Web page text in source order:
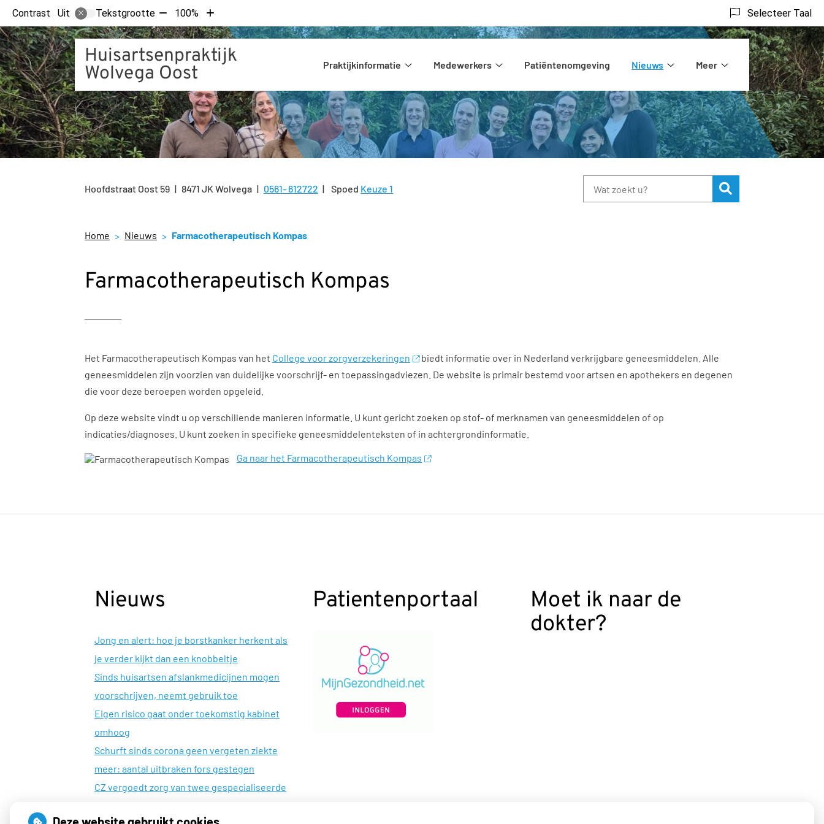
Contrast Uit Tekstgrootte Tekst
verkleinen
met
10%
100%
Tekst
vergroten
met
10%
Selecteer Taal
Huisartsenpraktijk
Wolvega Oost
Praktijkinformatie
Medewerkers
Patiëntenomgeving
Nieuws
Meer
submenu
Hoofdstraat Oost 59 8471 JK Wolvega Tel:
0561- 612722 Spoed Keuze 1
Home Nieuws Farmacotherapeutisch Kompas
Farmacotherapeutisch Kompas
Het Farmacotherapeutisch Kompas van het College voor zorgverzekeringen
biedt informatie over in Nederland verkrijgbare geneesmiddelen. Alle
geneesmiddelen zijn voorzien van duidelijke voorschrijf- en toepassingadviezen. De website is primair bestemd voor artsen en apothekers en degenen
die voor deze beroepen worden opgeleid.
Op deze website vindt u op verschillende manieren informatie. U kunt gericht zoeken op stof- of merknamen van geneesmiddelen of op
indicaties/diagnoses. U kunt zoeken in specifieke geneesmiddelenteksten of in achtergrondinformatie.
Ga naar het Farmacotherapeutisch Kompas
Nieuws
Jong en alert: hoe je borstkanker herkent als
je verder kijkt dan een knobbeltje
Sinds huisartsen afslankmedicijnen mogen
voorschrijven, neemt gebruik toe
Eigen risico gaat onder toekomstig kabinet
omhoog
Schurft sinds corona geen vergeten ziekte
meer: aantal uitbraken fors gestegen
CZ vergoedt zorg van twee gespecialiseerde
Patientenportaal
Moet ik naar de
dokter?